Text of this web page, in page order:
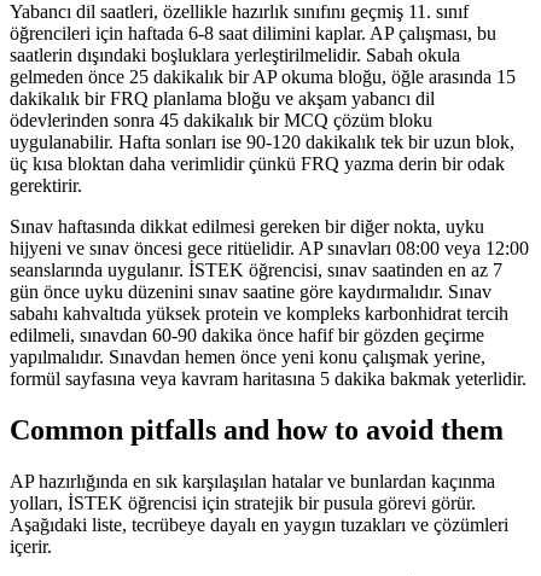
Yabancı dil saatleri, özellikle hazırlık sınıfını geçmiş 11. sınıf
öğrencileri için haftada 6-8 saat dilimini kaplar. AP çalışması, bu
saatlerin dışındaki boşluklara yerleştirilmelidir. Sabah okula
gelmeden önce 25 dakikalık bir AP okuma bloğu, öğle arasında 15
dakikalık bir FRQ planlama bloğu ve akşam yabancı dil
ödevlerinden sonra 45 dakikalık bir MCQ çözüm bloku
uygulanabilir. Hafta sonları ise 90-120 dakikalık tek bir uzun blok,
üç kısa bloktan daha verimlidir çünkü FRQ yazma derin bir odak
gerektirir.
Sınav haftasında dikkat edilmesi gereken bir diğer nokta, uyku
hijyeni ve sınav öncesi gece ritüelidir. AP sınavları 08:00 veya 12:00
seanslarında uygulanır. İSTEK öğrencisi, sınav saatinden en az 7
gün önce uyku düzenini sınav saatine göre kaydırmalıdır. Sınav
sabahı kahvaltıda yüksek protein ve kompleks karbonhidrat tercih
edilmeli, sınavdan 60-90 dakika önce hafif bir gözden geçirme
yapılmalıdır. Sınavdan hemen önce yeni konu çalışmak yerine,
formül sayfasına veya kavram haritasına 5 dakika bakmak yeterlidir.
Common pitfalls and how to avoid them
AP hazırlığında en sık karşılaşılan hatalar ve bunlardan kaçınma
yolları, İSTEK öğrencisi için stratejik bir pusula görevi görür.
Aşağıdaki liste, tecrübeye dayalı en yaygın tuzakları ve çözümleri
içerir.